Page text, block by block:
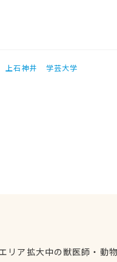
上石神井
学芸大学
リア拡大中の獣医師・動